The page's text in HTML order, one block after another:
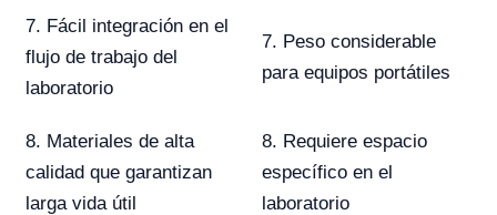
7. Fácil integración en el
flujo de trabajo del
laboratorio
7. Peso considerable
para equipos portátiles
8. Materiales de alta
calidad que garantizan
larga vida útil
8. Requiere espacio
específico en el
laboratorio